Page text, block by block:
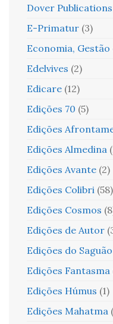
Dover Publications
E-Primatur (3)
Economia,
Edelvives (2)
Edicare (12)
Edições 70 (5)
Edições
Edições Almedina
Edições Avante (2)
Edições Colibri (58)
Edições Cosmos
Edições de Autor
Edições do Saguão
Edições Fantasma
Edições Húmus (1)
Edições Mahatma